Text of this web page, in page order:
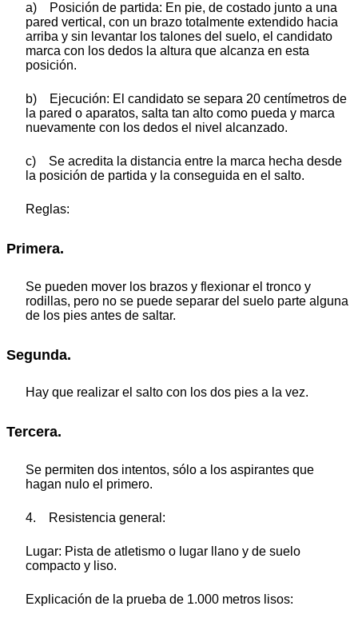
a) Posición de partida: En pie, de costado junto a una
pared vertical, con un brazo totalmente extendido hacia
arriba y sin levantar los talones del suelo, el candidato
marca con los dedos la altura que alcanza en esta
posición.
b) Ejecución: El candidato se separa 20 centímetros de
la pared o aparatos, salta tan alto como pueda y marca
nuevamente con los dedos el nivel alcanzado.
c) Se acredita la distancia entre la marca hecha desde
la posición de partida y la conseguida en el salto.
Reglas:
Primera.
Se pueden mover los brazos y flexionar el tronco y
rodillas, pero no se puede separar del suelo parte alguna
de los pies antes de saltar.
Segunda.
Hay que realizar el salto con los dos pies a la vez.
Tercera.
Se permiten dos intentos, sólo a los aspirantes que
hagan nulo el primero.
4. Resistencia general:
Lugar: Pista de atletismo o lugar llano y de suelo
compacto y liso.
Explicación de la prueba de 1.000 metros lisos: